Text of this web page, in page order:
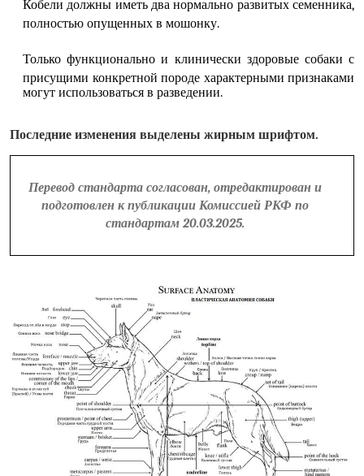
Кобели должны иметь два нормально развитых семенника,
полностью опущенных в мошонку.
Только функционально и клинически здоровые собаки с
присущими конкретной породе характерными признаками
могут использоваться в разведении.
Последние изменения выделены жирным шрифтом.
Перевод стандарта согласован, отредактирован и
подготовлен к публикации Комиссией РКФ по
стандартам 20.03.2025.